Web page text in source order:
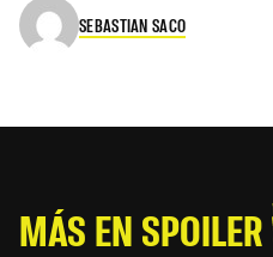
SEBASTIAN SACO
MÁS EN SPOILER